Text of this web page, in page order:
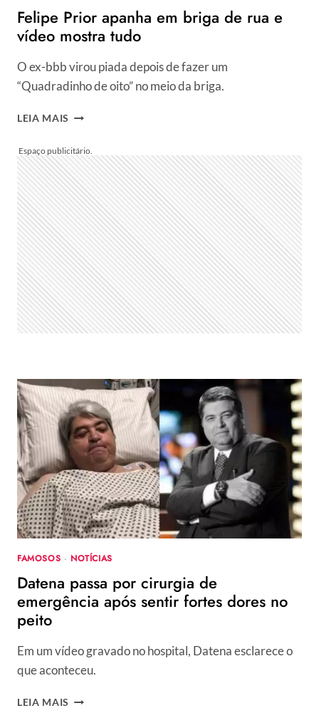
Felipe Prior apanha em briga de rua e
vídeo mostra tudo
O ex-bbb virou piada depois de fazer um
“Quadradinho de oito” no meio da briga.
LEIA MAIS FELIPE
EM
BRIGA
DE
RUA
E
VÍDEO
MOSTRA
TUDO
FAMOSOS · NOTÍCIAS
Datena passa por cirurgia de
emergência após sentir fortes dores no
peito
Em um vídeo gravado no hospital, Datena esclarece o
que aconteceu.
LEIA MAIS DATENA